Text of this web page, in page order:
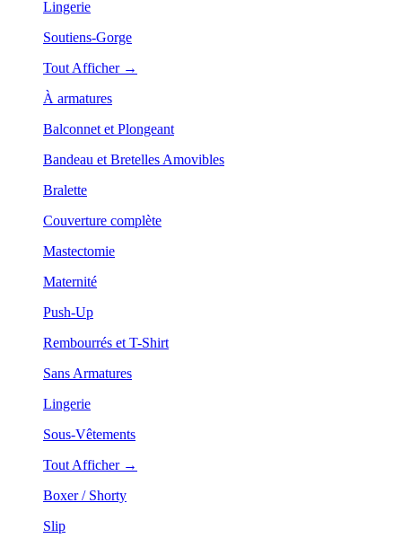
Lingerie
Soutiens-Gorge
Tout Afficher →
À armatures
Balconnet et Plongeant
Bandeau et Bretelles Amovibles
Bralette
Couverture complète
Mastectomie
Maternité
Push-Up
Rembourrés et T-Shirt
Sans Armatures
Lingerie
Sous-Vêtements
Tout Afficher →
Boxer / Shorty
Slip